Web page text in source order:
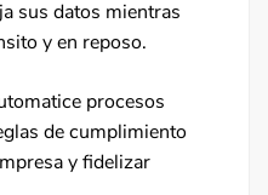
sus datos mientras
y en reposo.
procesos
de cumplimiento
y fidelizar